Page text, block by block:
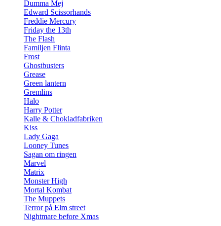
Dumma Mej
Edward Scissorhands
Freddie Mercury
Friday the 13th
The Flash
Familjen Flinta
Frost
Ghostbusters
Grease
Green lantern
Gremlins
Halo
Harry Potter
Kalle & Chokladfabriken
Kiss
Lady Gaga
Looney Tunes
Sagan om ringen
Marvel
Matrix
Monster High
Mortal Kombat
The Muppets
Terror på Elm street
Nightmare before Xmas